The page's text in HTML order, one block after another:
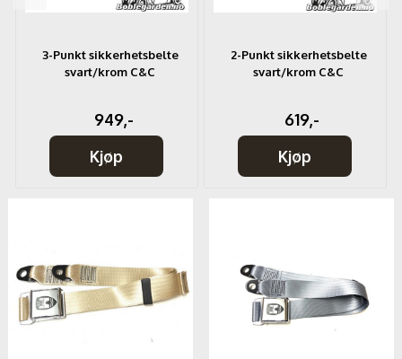
3-Punkt sikkerhetsbelte
svart/krom C&C
949,-
Kjøp
2-Punkt sikkerhetsbelte
svart/krom C&C
619,-
Kjøp